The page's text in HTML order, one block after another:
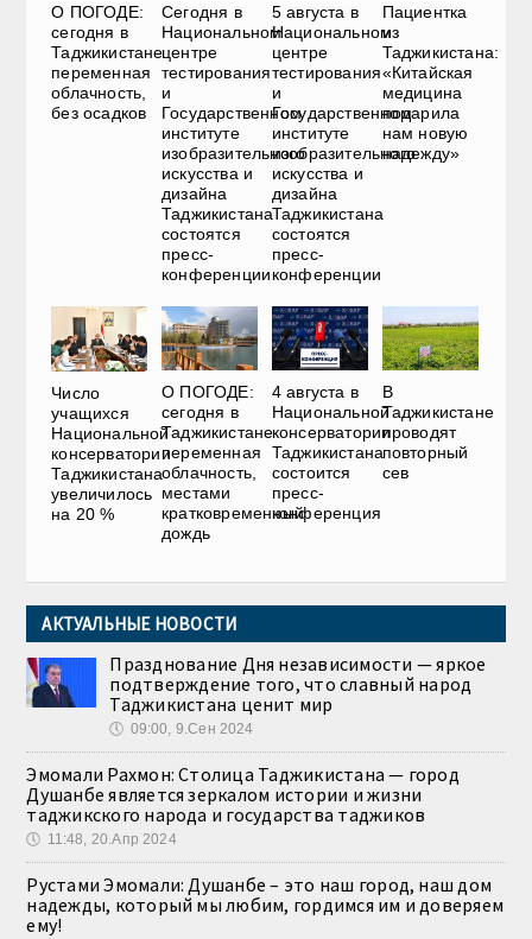
О ПОГОДЕ:
сегодня в
Таджикистане
переменная
облачность,
без осадков
Сегодня в
Национальном
центре
тестирования
и
Государственном
институте
изобразительного
искусства и
дизайна
Таджикистана
состоятся
пресс-
конференции
5 августа в
Национальном
центре
тестирования
и
Государственном
институте
изобразительного
искусства и
дизайна
Таджикистана
состоятся
пресс-
конференции
Пациентка
из
Таджикистана:
«Китайская
медицина
подарила
нам новую
надежду»
Число
учащихся
Национальной
консерватории
Таджикистана
увеличилось
на 20 %
О ПОГОДЕ:
сегодня в
Таджикистане
переменная
облачность,
местами
кратковременный
дождь
4 августа в
Национальной
консерватории
Таджикистана
состоится
пресс-
конференция
В
Таджикистане
проводят
повторный
сев
АКТУАЛЬНЫЕ НОВОСТИ
Празднование Дня независимости — яркое
подтверждение того, что славный народ
Таджикистана ценит мир
🕔 09:00, 9.Сен 2024
Эмомали Рахмон: Столица Таджикистана — город
Душанбе является зеркалом истории и жизни
таджикского народа и государства таджиков
🕔 11:48, 20.Апр 2024
Рустами Эмомали: Душанбе – это наш город, наш дом
надежды, который мы любим, гордимся им и доверяем
ему!